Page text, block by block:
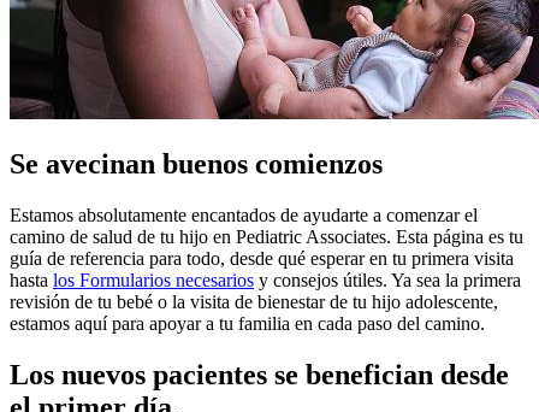
Se avecinan buenos comienzos
Estamos absolutamente encantados de ayudarte a comenzar el
camino de salud de tu hijo en Pediatric Associates. Esta página es tu
guía de referencia para todo, desde qué esperar en tu primera visita
hasta los Formularios necesarios y consejos útiles. Ya sea la primera
revisión de tu bebé o la visita de bienestar de tu hijo adolescente,
estamos aquí para apoyar a tu familia en cada paso del camino.
Los nuevos pacientes se benefician desde